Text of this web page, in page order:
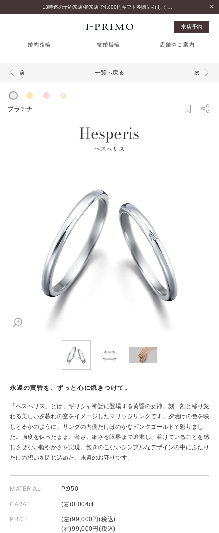
来店予約
婚約指輪 結婚指輪 店舗のご案内
前 一覧へ戻る 次
プラチナ
Hesperis
ヘスペリス
永遠の黄昏を、ずっと心に焼きつけて。
「へスペリス」とは、ギリシャ神話に登場する黄昏の女神。刻一刻と移り変
わる美しい夕暮れの空をイメージしたマリッジリングです。夕焼けの色を映
しとるかのように、リングの内側だけほのかなピンクゴールドで彩りまし
た。強度を保ったまま、薄さ、細さを限界まで追求し、着けていることを感
じさせない軽やかさを実現。飽きのこないシンプルなデザインの中にふたり
だけの想いを閉じ込めた、永遠のお守りです。
MATERIAL Pt950
CARAT (右)0.004ct
PRICE
(左)99,000円(税込)
(右)99,000円(税込)